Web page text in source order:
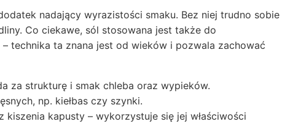
nadający wyrazistości smaku. Bez niej trudno sobie
Co ciekawe, sól stosowana jest także do
technika ta znana jest od wieków i pozwala zachować
za strukturę i smak chleba oraz wypieków.
np. kiełbas czy szynki.
kapusty – wykorzystuje się jej właściwości